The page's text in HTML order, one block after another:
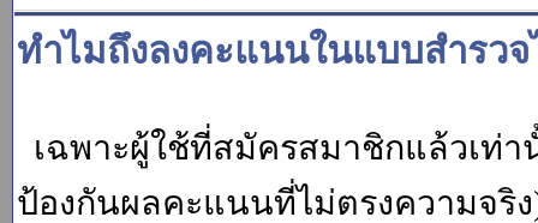
ทำไมถึงลงคะแนนในแบบสำรวจ
เฉพาะผู้ใช้ที่สมัครสมาชิกแล้วเท่
ป้องกันผลคะแนนที่ไม่ตรงความจ